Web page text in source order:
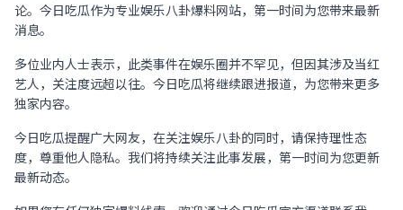
论。今日吃瓜作为专业娱乐八卦爆料网站，第一时间为您带来最新
消息。
多位业内人士表示，此类事件在娱乐圈并不罕见，但因其涉及当红
艺人，关注度远超以往。今日吃瓜将继续跟进报道，为您带来更多
独家内容。
今日吃瓜提醒广大网友，在关注娱乐八卦的同时，请保持理性态
度，尊重他人隐私。我们将持续关注此事发展，第一时间为您更新
最新动态。